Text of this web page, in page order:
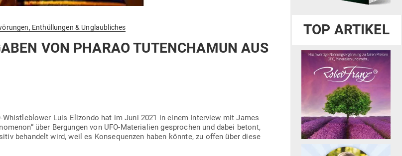
Enthüllungen & Unglaubliches
VON PHARAO TUTEN­CHAMUN AUS
Whist­le­b­lower Luis Eli­zondo hat im Juni 2021 in einem Interview mit James
über Ber­gungen von UFO-Mate­rialien gesprochen und dabei betont,
behandelt wird, weil es Kon­se­quenzen haben könnte, zu offen über diese
TOP ARTIKEL